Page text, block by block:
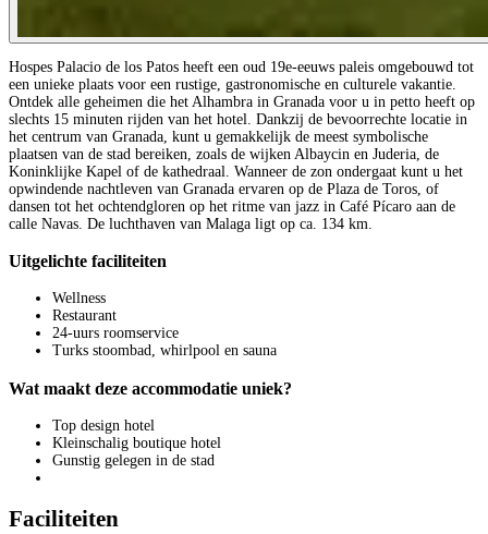
Hospes Palacio de los Patos heeft een oud 19e-eeuws paleis omgebouwd tot
een unieke plaats voor een rustige, gastronomische en culturele vakantie.
Ontdek alle geheimen die het Alhambra in Granada voor u in petto heeft op
slechts 15 minuten rijden van het hotel. Dankzij de bevoorrechte locatie in
het centrum van Granada, kunt u gemakkelijk de meest symbolische
plaatsen van de stad bereiken, zoals de wijken Albaycin en Juderia, de
Koninklijke Kapel of de kathedraal. Wanneer de zon ondergaat kunt u het
opwindende nachtleven van Granada ervaren op de Plaza de Toros, of
dansen tot het ochtendgloren op het ritme van jazz in Café Pícaro aan de
calle Navas. De luchthaven van Malaga ligt op ca. 134 km.
Uitgelichte faciliteiten
Wellness
Restaurant
24-uurs roomservice
Turks stoombad, whirlpool en sauna
Wat maakt deze accommodatie uniek?
Top design hotel
Kleinschalig boutique hotel
Gunstig gelegen in de stad
Faciliteiten